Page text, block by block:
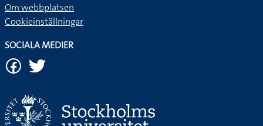
Om webbplatsen
Cookieinställningar
SOCIALA MEDIER